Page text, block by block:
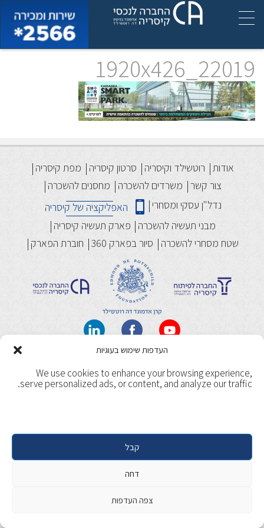
העדפות שימוש בעוגיות
We use cookies to enhance your browsing experience,
serve personalized ads, or content, and analyze our traffic.
קבל
דחה
צפה העדפות
1920x426_22019
אודות רוטשילד וקיסריה סרטון קיסריה
מפת קיסריה
צור קשר
משרדים להשכרה
מחסנים להשכרה
נדל"ן עסקי ומסחרי
האפליקציה של קיסריה
מבני תעשיה להשכרה
פארק תעשיה קיסריה
שטח מסחרי להשכרה
סיור בפארק 360 חוברת הפארק
Copyright 2017, Caesarea. All rights reserved. | Designed &